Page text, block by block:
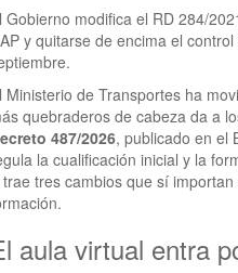
Gobierno modifica el RD 284/
y quitarse de encima el
Ministerio de Transportes ha
quebraderos de cabeza da a
487/2026, publicado en el
la cualificación inicial y la
trae tres cambios que sí
aula virtual entra